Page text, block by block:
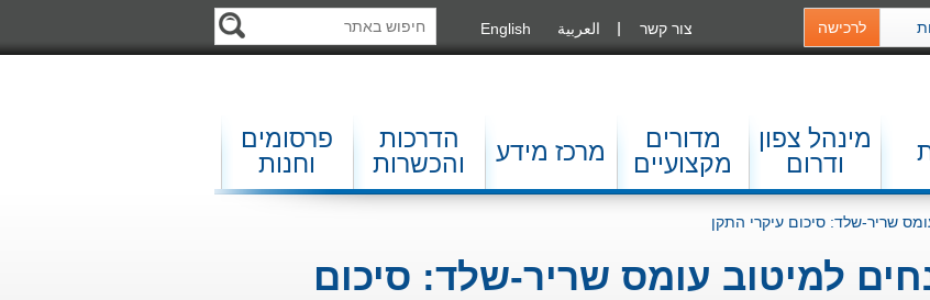
לרכישה English العربية צור קשר
מינהל צפון
ודרום
מדורים
מקצועיים
מרכז מידע
הדרכות
והכשרות
פרסומים
וחנות
מנחים למיטוב עומס שריר-שלד: סיכום